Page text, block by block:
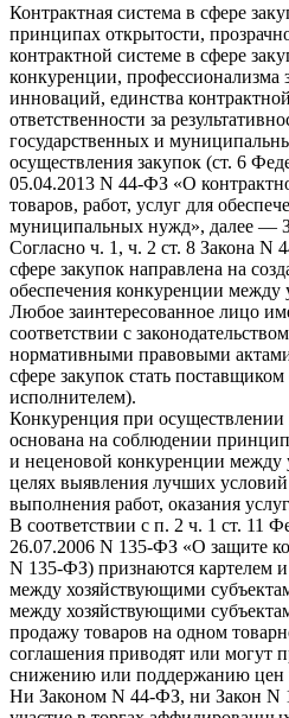
Контрактная система в сфере
принципах открытости,
контрактной системе в сфере
конкуренции, профессионализма
инноваций, единства
ответственности за
государственных и
осуществления закупок (ст. 6
05.04.2013 N 44-ФЗ «О
товаров, работ, услуг для
муниципальных нужд», далее —
Согласно ч. 1, ч. 2 ст. 8 Закона N
сфере закупок направлена на
обеспечения конкуренции между
Любое заинтересованное лицо
соответствии с
нормативными правовыми
сфере закупок стать
исполнителем).
Конкуренция при
основана на соблюдении
и неценовой конкуренции между
целях выявления лучших условий
выполнения работ, оказания
В соответствии с п. 2 ч. 1 ст. 11
26.07.2006 N 135-ФЗ «О защите
N 135-ФЗ) признаются картелем
между хозяйствующими
между хозяйствующими
продажу товаров на одном
соглашения приводят или могут
снижению или поддержанию цен
Ни Законом N 44-ФЗ, ни Закон N